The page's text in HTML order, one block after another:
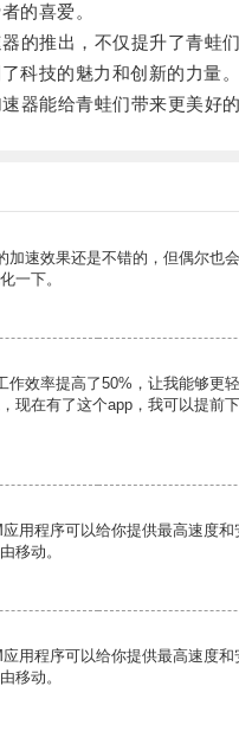
的喜爱。
推出，不仅提升了青蛙
科技的魅力和创新的力量。
能给青蛙们带来更美好的
加速效果还是不错的，但偶尔也
一下。
作效率提高了50%，让我能够更
现在有了这个app，我可以提前
用程序可以给你提供最高速度
移动。
用程序可以给你提供最高速度
移动。